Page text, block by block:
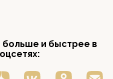
и быстрее в